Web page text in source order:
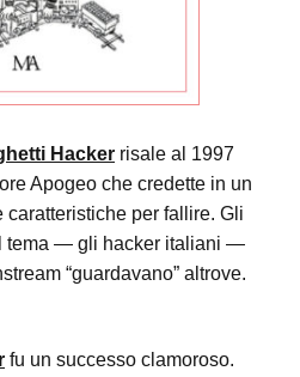
Hacker risale al 1997
Apogeo che credette in un
caratteristiche per fallire. Gli
tema — gli hacker italiani —
“guardavano” altrove.
fu un successo clamoroso.